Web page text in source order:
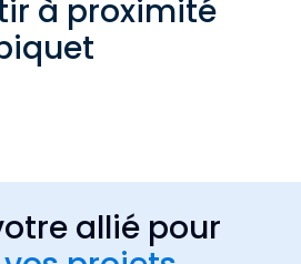
à proximité
allié pour